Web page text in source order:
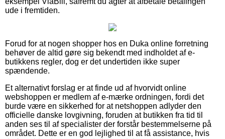
ude i fremtiden.
Forud for at nogen shopper hos en Duka online forretning
behøver de altid gøre sig bekendt med indholdet af e-
butikkens regler, dog er det undertiden ikke super
spændende.
Et alternativt forslag er at finde ud af hvorvidt online
webshoppen er medlem af e-mærke ordningen, fordi det
burde være en sikkerhed for at netshoppen adlyder den
officielle danske lovgivning, foruden at butikken fra tid til
anden ses til af specialister der forstår bestemmelserne på
området. Dette er en god lejlighed til at få assistance, hvis